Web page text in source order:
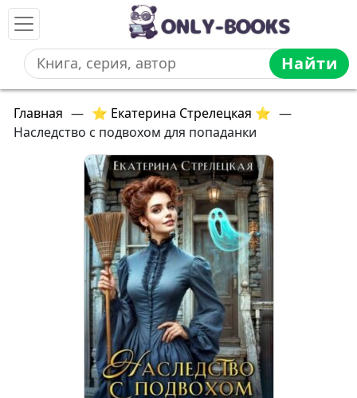
Найти
Главная — ⭐ Екатерина Стрелецкая ⭐ —
Наследство с подвохом для попаданки